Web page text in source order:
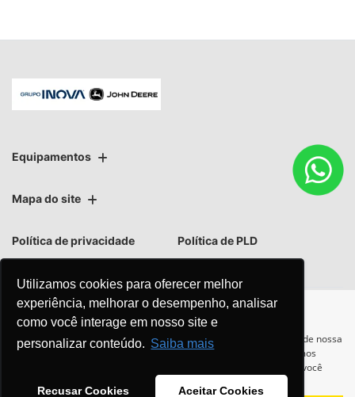
Utilizamos cookies para oferecer melhor
experiência, melhorar o desempenho, analisar
como você interage em nosso site e
personalizar conteúdo. Saiba mais
Recusar Cookies Aceitar Cookies
Equipamentos
Mapa do site
Política de privacidade Política de PLD
No trânsito, enxergar o outro
Para otimizar sua experiência durante a navegação, fazemos uso de nossa
política de cookies e para proteger seus dados pessoais respeitamos
. Ao seguir com a navegação e visita você